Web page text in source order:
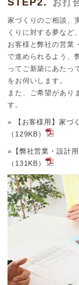
家づくりのご相談、
くりに対する夢など
お客様と弊社の営業
で進められるよう、
ってご新築にあたっ
をお伺いします。
また、ご希望があり
す。
» 【お客様用】家づ
（129KB）
»【弊社営業・設計
（131KB）